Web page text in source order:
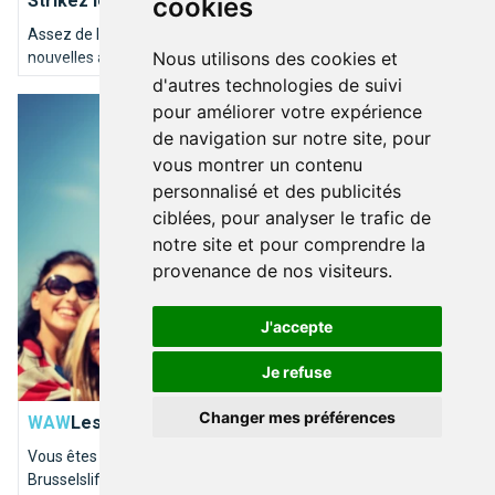
cookies
Nous utilisons des cookies et
d'autres technologies de suivi
pour améliorer votre expérience
de navigation sur notre site, pour
vous montrer un contenu
personnalisé et des publicités
ciblées, pour analyser le trafic de
notre site et pour comprendre la
provenance de nos visiteurs.
J'accepte
Je refuse
Changer mes préférences
Assez de la traditionnelle soirée ciné entre amis ? En quête de
nouvelles activités pour vos chérubins ? Soyez in et
programmez-vous une soirée bowling. Brusselslife a
sélectionné pour vous les meilleures pistes de la capitale.
WAWLes activités hors du commun à Bruxelles
Vous êtes à la recherche d'une activité insolite à Bruxelles ?
Brusselslife vous donne les meilleures activités à faire en
Les activités hors du commun à Bruxelles